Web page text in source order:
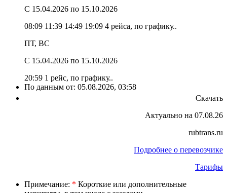
C 15.04.2026 по 15.10.2026
08:09 11:39 14:49 19:09 4 рейса, по графику..
ПТ, ВС
C 15.04.2026 по 15.10.2026
20:59 1 рейс, по графику..
По данным от: 05.08.2026, 03:58
Скачать
Актуально на 07.08.26
rubtrans.ru
Подробнее о перевозчике
Тарифы
Примечание: * Короткие или дополнительные